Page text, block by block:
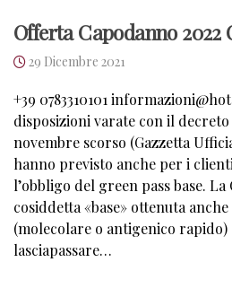
Offerta Capodanno 2022
29 Dicembre 2021
+39 0783310101
disposizioni varate con il decreto
novembre scorso (Gazzetta
hanno previsto anche per i
l’obbligo del green pass base.
cosiddetta «base» ottenuta
(molecolare o antigenico rapido)
lasciapassare…